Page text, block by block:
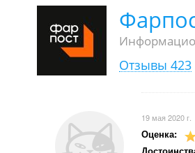
Отзывы 423
19 мая 2020 г.
Оценка: